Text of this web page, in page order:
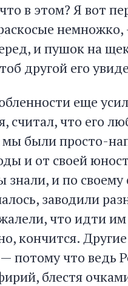
в этом? Я вот
и пушок на
другой его
еще
считал, что его
были просто-
и от своей
и по своему
заводили
что идти
кончится.
потому что ведь
блестя